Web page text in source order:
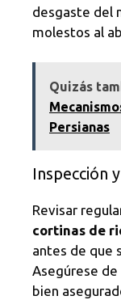
desgaste del
molestos al
Quizás
Persianas
Inspección
Revisar
cortinas de
antes de que
Asegúrese
bien